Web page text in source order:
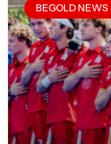
BEGOLD NEWS